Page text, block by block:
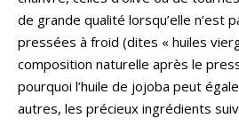
de grande qualité lorsqu’elle n’est
pressées à froid (dites « huiles
composition naturelle après le
pourquoi l’huile de jojoba peut
autres, les précieux ingrédients